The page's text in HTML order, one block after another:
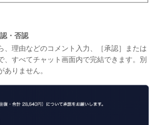
・否認
、理由などのコメント入力、［承認］または
、すべてチャット画面内で完結できます。別
りません。